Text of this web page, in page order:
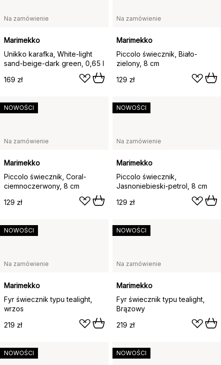
Na zamówienie
Marimekko
Unikko karafka, White-light
sand-beige-dark green, 0,65 l
169 zł
Na zamówienie
Marimekko
Piccolo świecznik, Biało-
zielony, 8 cm
129 zł
Na zamówienie
Marimekko
Piccolo świecznik, Coral-
ciemnoczerwony, 8 cm
129 zł
NOWOŚCI
Na zamówienie
Marimekko
Piccolo świecznik,
Jasnoniebieski-petrol, 8 cm
129 zł
NOWOŚCI
Na zamówienie
Marimekko
Fyr świecznik typu tealight,
wrzos
219 zł
NOWOŚCI
Na zamówienie
Marimekko
Fyr świecznik typu tealight,
Brązowy
219 zł
NOWOŚCI
NOWOŚCI NOWOŚCI